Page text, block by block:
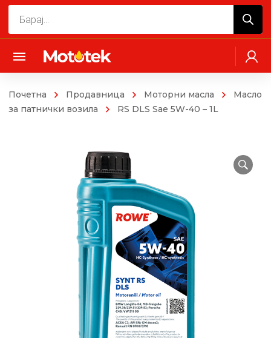
Почетна Продавница Моторни масла
Mасло
за патнички возила
RS DLS Sae 5W-40 – 1L